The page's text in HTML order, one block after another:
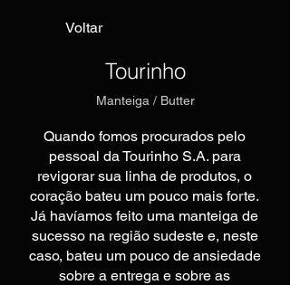
Voltar
Tourinho
Manteiga / Butter
Quando fomos procurados pelo
pessoal da Tourinho S.A. para
revigorar sua linha de produtos, o
coração bateu um pouco mais forte.
Já havíamos feito uma manteiga de
sucesso na região sudeste e, neste
caso, bateu um pouco de ansiedade
sobre a entrega e sobre as